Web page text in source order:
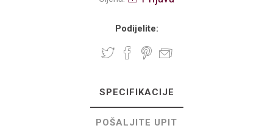
Podijelite:
SPECIFIKACIJE
POŠALJITE UPIT